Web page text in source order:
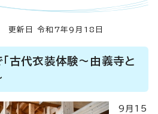
更新日 令和7年9月18日
「古代衣装体験～由義寺と
9月15